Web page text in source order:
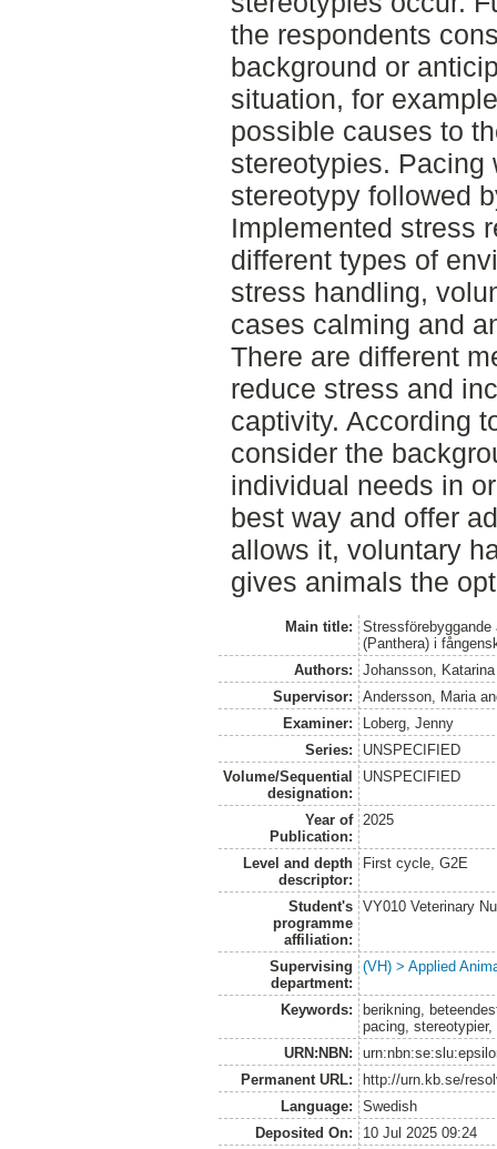
the respondents
background or
situation, for
possible causes to
stereotypies. Pacing
stereotypy followed
Implemented stress
different types of
stress handling,
cases calming and
There are different
reduce stress and
captivity. According
consider the
individual needs in
best way and offer
allows it, voluntary
gives animals the
Main title:
(Panthera) i
Authors:
Johansson, Katarina
Supervisor:
Andersson, Maria
Examiner:
Loberg, Jenny
Series:
UNSPECIFIED
Volume/Sequential
designation:
UNSPECIFIED
Year of
Publication:
2025
Level and depth
descriptor:
First cycle, G2E
Student's
programme
affiliation:
VY010 Veterinary
Supervising
department:
(VH) > Applied
Keywords:
berikning,
pacing,
URN:NBN:
Permanent URL:
http://urn.kb.se/
Language:
Swedish
Deposited On:
10 Jul 2025 09:24